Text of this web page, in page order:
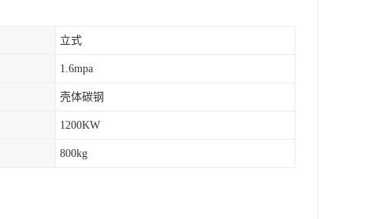
立式
1.6mpa
壳体碳钢
1200KW
800kg